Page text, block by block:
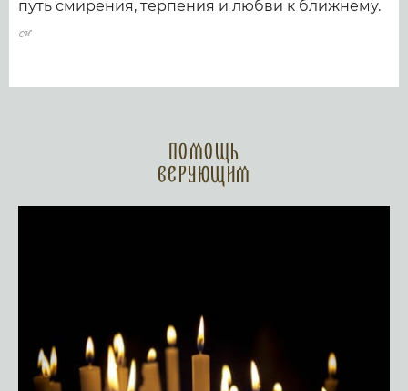
путь смирения, терпения и любви к ближнему.
Помощь
верующим